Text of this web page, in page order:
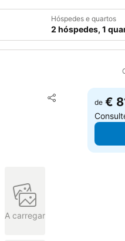
Hóspedes e quartos
2 hóspedes, 1
Partilhar
Adicionar aos
de €
A carregar